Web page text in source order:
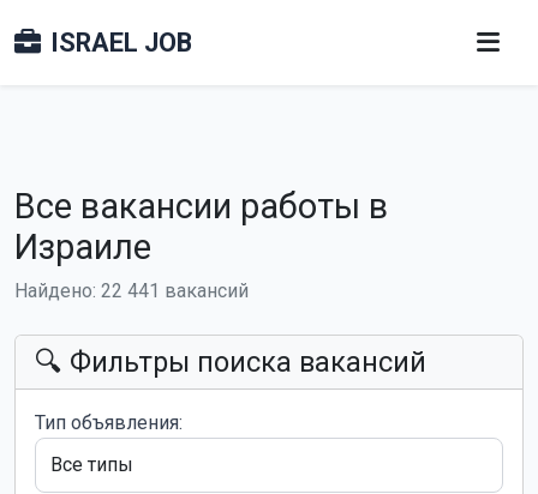
ISRAEL JOB
Все вакансии работы в
Израиле
Найдено: 22 441 вакансий
🔍 Фильтры поиска вакансий
Тип объявления: